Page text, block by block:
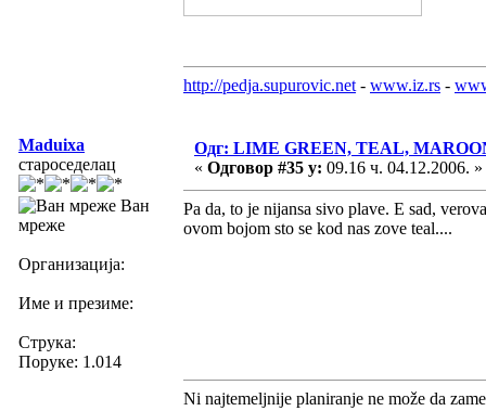
http://pedja.supurovic.net - www.iz.rs -
Maduixa
староседелац
Ван
мреже
Организација:
Име и презиме:
Струка:
Поруке: 1.014
Одг: LIME GREEN, TEAL,
« Одговор #35 у: 09.16 ч. 04.12.2006. »
Pa da, to je nijansa sivo plave. E sad,
ovom bojom sto se kod nas zove teal....
Ni najtemeljnije planiranje ne može da